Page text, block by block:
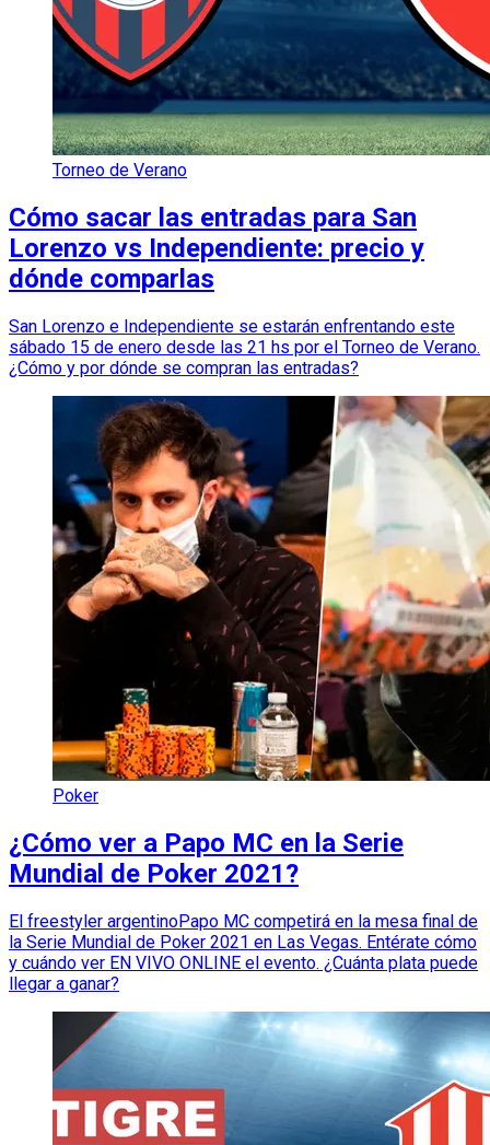
Torneo de Verano
Cómo sacar las entradas para San
Lorenzo vs Independiente: precio y
dónde comparlas
San Lorenzo e Independiente se estarán enfrentando este
sábado 15 de enero desde las 21 hs por el Torneo de Verano.
¿Cómo y por dónde se compran las entradas?
Poker
¿Cómo ver a Papo MC en la Serie
Mundial de Poker 2021?
El freestyler argentinoPapo MC competirá en la mesa final de
la Serie Mundial de Poker 2021 en Las Vegas. Entérate cómo
y cuándo ver EN VIVO ONLINE el evento. ¿Cuánta plata puede
llegar a ganar?